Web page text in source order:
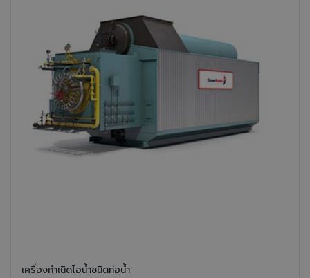
เครื่องกำเนิดไอน้ำชนิดท่อน้ำ